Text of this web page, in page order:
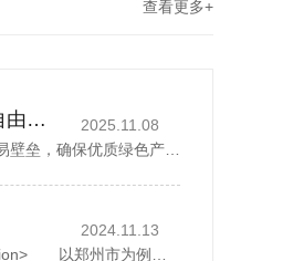
查看更多+
丁薛祥吁破除贸易壁垒 确保优质绿色产品自由流通
2025.11.08
2024.11.13